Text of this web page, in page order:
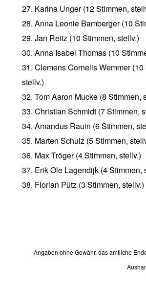
27. Karina Unger (12 Stimmen,
28. Anna Leonie Bamberger (10
29. Jan Reitz (10 Stimmen, stellv.)
30. Anna Isabel Thomas (10
31. Clemens Cornelis Wemmer (10
stellv.)
32. Tom Aaron Mucke (8 Stimmen,
33. Christian Schmidt (7 Stimmen,
34. Amandus Rauin (6 Stimmen,
35. Marten Schulz (5 Stimmen,
36. Max Tröger (4 Stimmen, stellv.)
37. Erik Ole Lagendijk (4 Stimmen,
38. Florian Pütz (3 Stimmen, stellv.)
Angaben ohne Gewähr, das amtliche